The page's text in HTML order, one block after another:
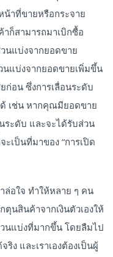
าที่ขายหรือกระจาย
ก็สามารถมาเบิกซื้อ
นแบ่งจากยอดขาย
แบ่งจากยอดขายเพิ่มขึ้น
ก่อน ซึ่งการเลื่อนระดับ
เช่น หากคุณมียอดขาย
ระดับ และจะได้รับส่วน
เป็นที่มาของ “การเปิด
ล่อใจ ทำให้หลาย ๆ คน
ตุนสินค้าจากเงินตัวเองให้
นแบ่งที่มากขึ้น โดยลืมไป
ง และเราเองต้องเป็นผู้